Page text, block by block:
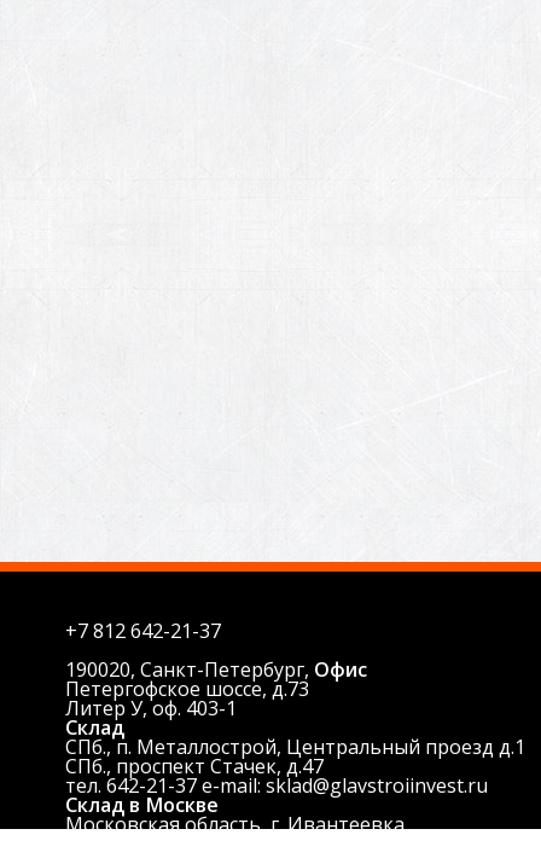
+7 812642-21-37
190020, Санкт-Петербург, Офис
Петергофское шоссе, д.73
Литер У, оф. 403-1
Склад
СПб., п. Металлострой, Центральный проезд д.1
СПб., проспект Стачек, д.47
тел. 642-21-37 e-mail: sklad@glavstroiinvest.ru
Склад в Москве
Московская область, г. Ивантеевка,